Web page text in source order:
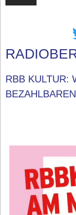
RBB KULTUR: